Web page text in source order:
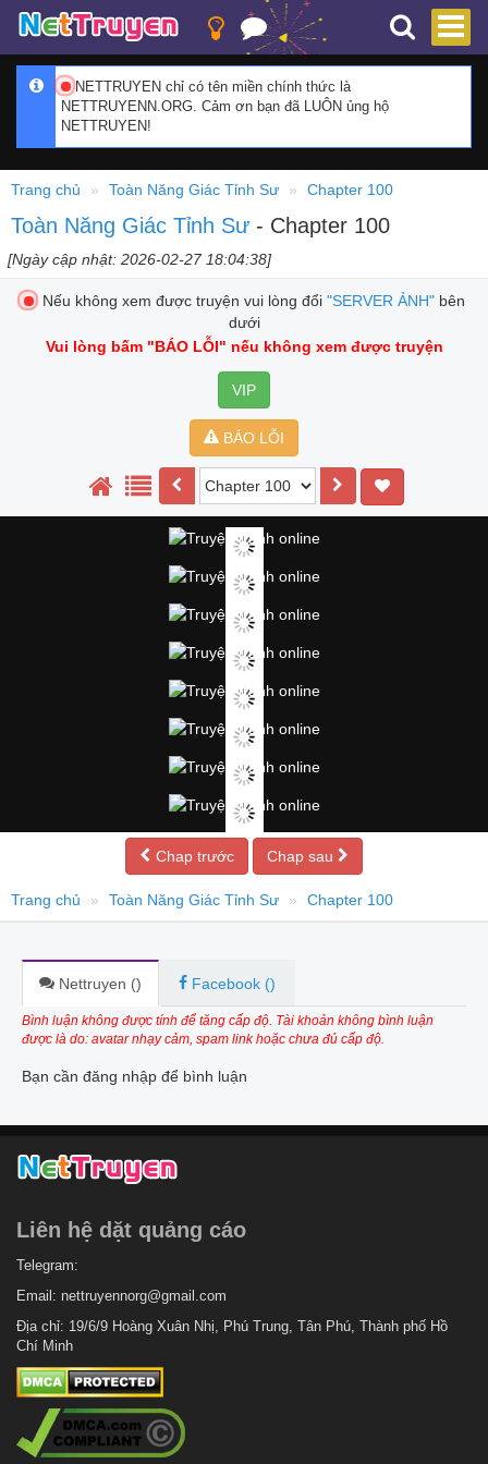
NETTRUYEN chỉ có tên miền chính thức là
NETTRUYENN.ORG. Cảm ơn bạn đã LUÔN ủng hộ
NETTRUYEN!
Trang chủ Toàn Năng Giác Tỉnh Sư Chapter 100
Toàn Năng Giác Tỉnh Sư - Chapter 100
[Ngày cập nhật: 2026-02-27 18:04:38]
Nếu không xem được truyện vui lòng đổi "SERVER ẢNH"bên
dưới
Vui lòng bấm "BÁO LỖI" nếu không xem được truyện
VIP
BÁO LỖI
Chap trước Chap sau
Trang chủ Toàn Năng Giác Tỉnh Sư Chapter 100
Nettruyen () Facebook ()
Bình luận không được tính để tăng cấp độ. Tài khoản không bình luận
được là do: avatar nhạy cảm, spam link hoặc chưa đủ cấp độ.
Bạn cần đăng nhập để bình luận
Liên hệ dặt quảng cáo
Telegram:
Email: nettruyennorg@gmail.com
Địa chỉ: 19/6/9 Hoàng Xuân Nhị, Phú Trung, Tân Phú, Thành phố Hồ
Chí Minh